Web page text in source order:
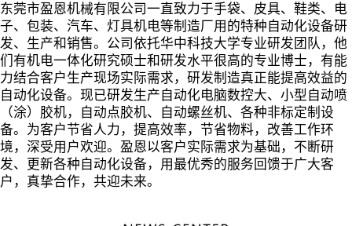
东莞市盈恩机械有限公司一直致力于手袋、皮具、鞋类、电
子、包装、汽车、灯具机电等制造厂用的特种自动化设备研
发、生产和销售。公司依托华中科技大学专业研发团队，他
们有机电一体化研究硕士和研发水平很高的专业博士，有能
力结合客户生产现场实际需求，研发制造真正能提高效益的
自动化设备。现已研发生产自动化电脑数控大、小型自动喷
（涂）胶机，自动点胶机、自动螺丝机、各种非标定制设
备。为客户节省人力，提高效率，节省物料，改善工作环
境，深受用户欢迎。盈恩以客户实际需求为基础，不断研
发、更新各种自动化设备，用最优秀的服务回馈于广大客
户，真挚合作，共迎未来。